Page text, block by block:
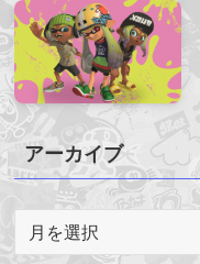
アーカイブ